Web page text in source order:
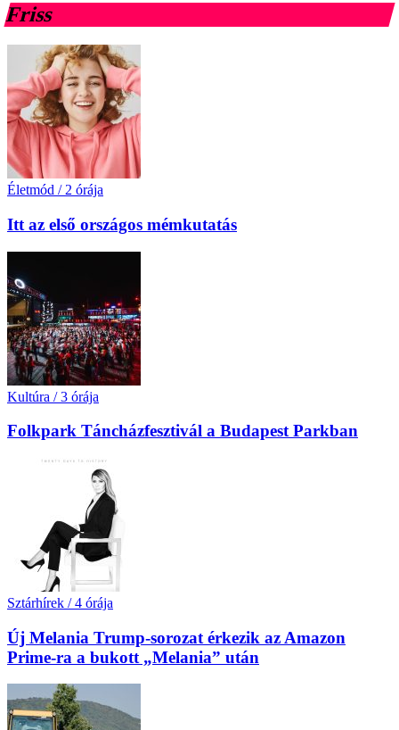
Friss
Életmód / 2 órája
Itt az első országos mémkutatás
Kultúra / 3 órája
Folkpark Táncházfesztivál a Budapest Parkban
Sztárhírek / 4 órája
Új Melania Trump-sorozat érkezik az Amazon
Prime-ra a bukott „Melania” után